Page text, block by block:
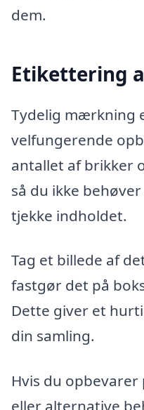
dem.
Etikettering
Tydelig mærkning
velfungerende
antallet af brikker
så du ikke
tjekke indholdet.
Tag et billede af
fastgør det på
Dette giver et
din samling.
Hvis du
eller alternative